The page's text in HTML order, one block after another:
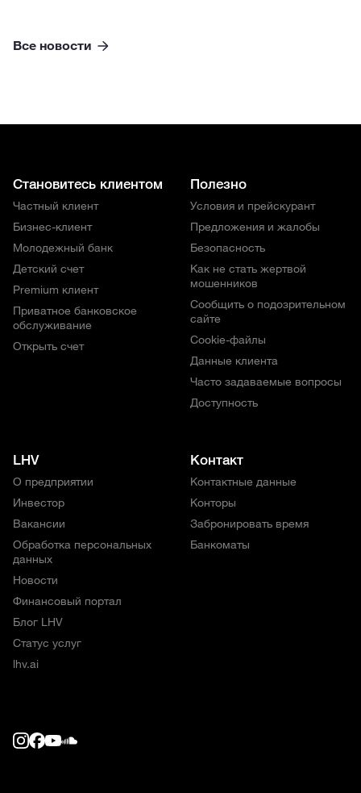
Все новости
Становитесь клиентом
Частный клиент
Бизнес-клиент
Молодежный банк
Детский счет
Premium клиент
Приватное банковское
обслуживание
Открыть счет
Полезно
Условия и прейскурант
Предложения и жалобы
Безопасность
Как не стать жертвой
мошенников
Сообщить о подозрительном
сайте
Cookie-файлы
Данные клиента
Часто задаваемые вопросы
Доступность
LHV
О предприятии
Инвестор
Вакансии
Обработка персональных
данных
Новости
Финансовый портал
Блог LHV
Статус услуг
lhv.ai
Контакт
Контактные данные
Конторы
Забронировать время
Банкоматы